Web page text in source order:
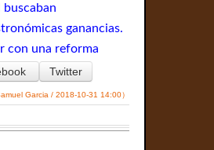
ganancias.
con una reforma
Twitter
Garcia / 2018-10-31 14:00）